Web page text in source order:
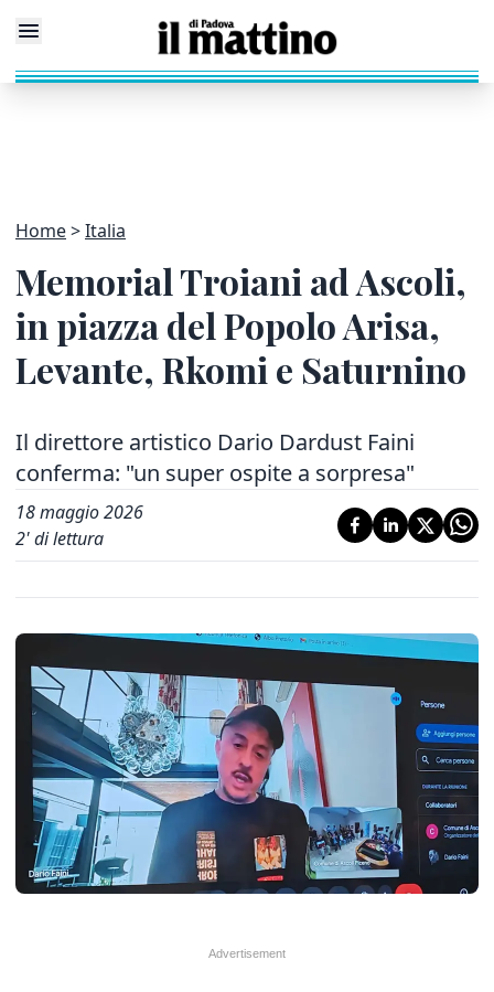
Home Italia
Memorial Troiani ad Ascoli,
in piazza del Popolo Arisa,
Levante, Rkomi e Saturnino
Il direttore artistico Dario Dardust Faini
conferma: "un super ospite a sorpresa"
18 maggio 2026
2' di lettura